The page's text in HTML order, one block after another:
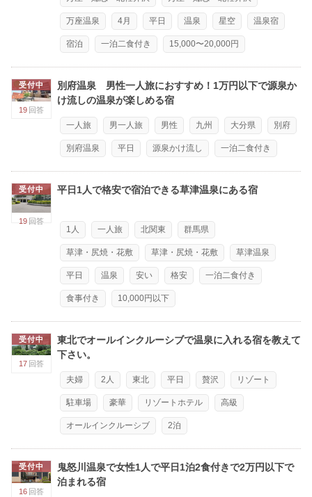
万座温泉 4月 平日 温泉 星空 温泉宿
宿泊 一泊二食付き 15,000〜20,000円
受付中
19 回答
別府温泉 男性一人旅におすすめ！1万円以下で源泉か
け流しの温泉が楽しめる宿
一人旅 男一人旅 男性 九州 大分県 別府
別府温泉 平日 源泉かけ流し 一泊二食付き
受付中
19 回答
平日1人で格安で宿泊できる草津温泉にある宿
1人 一人旅 北関東 群馬県
草津・尻焼・花敷 草津・尻焼・花敷 草津温泉
平日 温泉 安い 格安 一泊二食付き
食事付き 10,000円以下
受付中
17 回答
東北でオールインクルーシブで温泉に入れる宿を教えて
下さい。
夫婦 2人 東北 平日 贅沢 リゾート
駐車場 豪華 リゾートホテル 高級
オールインクルーシブ 2泊
受付中
16 回答
鬼怒川温泉で女性1人で平日1泊2食付きで2万円以下で
泊まれる宿